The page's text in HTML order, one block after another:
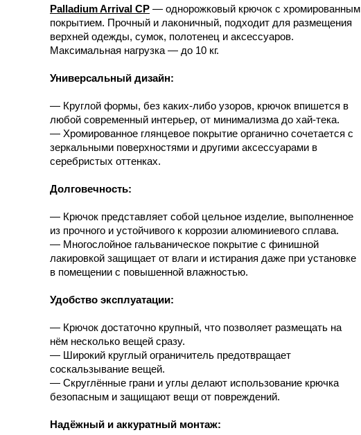
Palladium Arrival CP — однорожковый крючок с хромированным
покрытием. Прочный и лаконичный, подходит для размещения
верхней одежды, сумок, полотенец и аксессуаров.
Максимальная нагрузка — до 10 кг.
Универсальный дизайн:
— Круглой формы, без каких-либо узоров, крючок впишется в
любой современный интерьер, от минимализма до хай-тека.
— Хромированное глянцевое покрытие органично сочетается с
зеркальными поверхностями и другими аксессуарами в
серебристых оттенках.
Долговечность:
— Крючок представляет собой цельное изделие, выполненное
из прочного и устойчивого к коррозии алюминиевого сплава.
— Многослойное гальваническое покрытие с финишной
лакировкой защищает от влаги и истирания даже при установке
в помещении с повышенной влажностью.
Удобство эксплуатации:
— Крючок достаточно крупный, что позволяет размещать на
нём несколько вещей сразу.
— Широкий круглый ограничитель предотвращает
соскальзывание вещей.
— Скруглённые грани и углы делают использование крючка
безопасным и защищают вещи от повреждений.
Надёжный и аккуратный монтаж: